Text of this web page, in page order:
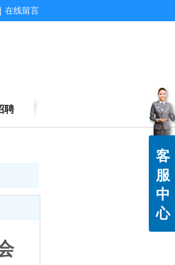
在线留言
聘
客
服
中
心